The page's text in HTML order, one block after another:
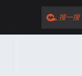
搜一搜